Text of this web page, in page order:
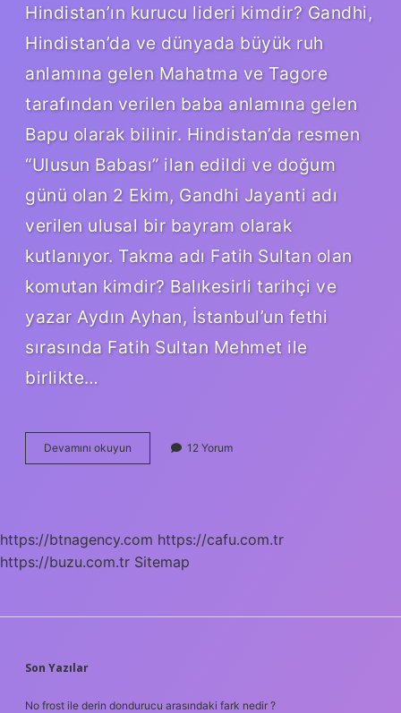
Hindistan’ın kurucu lideri kimdir? Gandhi,
Hindistan’da ve dünyada büyük ruh
anlamına gelen Mahatma ve Tagore
tarafından verilen baba anlamına gelen
Bapu olarak bilinir. Hindistan’da resmen
“Ulusun Babası” ilan edildi ve doğum
günü olan 2 Ekim, Gandhi Jayanti adı
verilen ulusal bir bayram olarak
kutlanıyor. Takma adı Fatih Sultan olan
komutan kimdir? Balıkesirli tarihçi ve
yazar Aydın Ayhan, İstanbul’un fethi
sırasında Fatih Sultan Mehmet ile
birlikte…
Devamını okuyun Hindistan
Kime
12 Yorum
https://btnagency.com https://cafu.com.tr
https://buzu.com.tr Sitemap
SIDEBAR
Son Yazılar
No frost ile derin dondurucu arasındaki fark nedir ?